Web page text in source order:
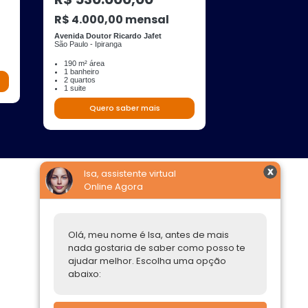
R$ 4.000,00 mensal
Avenida Doutor Ricardo Jafet
São Paulo - Ipiranga
190 m² área
1 banheiro
2 quartos
1 suite
Quero saber mais
Isa, assistente virtual
Online Agora
Olá, meu nome é Isa, antes de mais
nada gostaria de saber como posso te
ajudar melhor. Escolha uma opção
abaixo:
Comprar ou alugar
Quero Comprar